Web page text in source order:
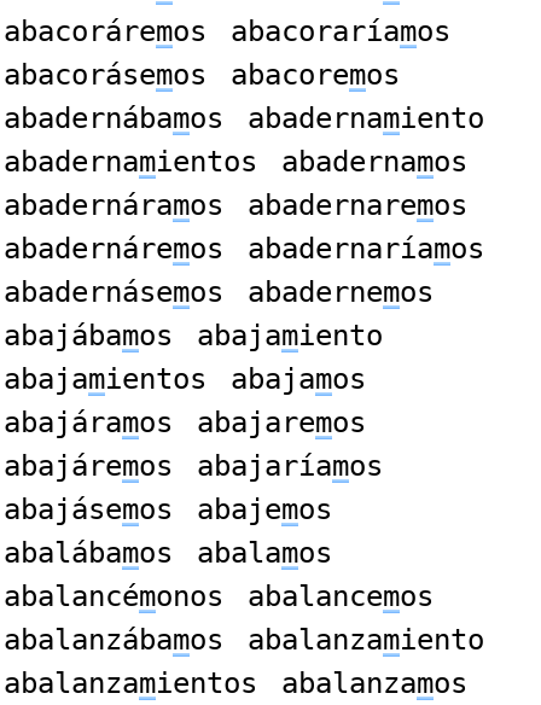
abacoráremos abacoraríamos
abacorásemos abacoremos
abadernábamos abadernamiento
abadernamientos abadernamos
abadernáramos abadernaremos
abadernáremos abadernaríamos
abadernásemos abadernemos
abajábamos abajamiento
abajamientos abajamos
abajáramos abajaremos
abajáremos abajaríamos
abajásemos abajemos
abalábamos abalamos
abalancémonos abalancemos
abalanzábamos abalanzamiento
abalanzamientos abalanzamos